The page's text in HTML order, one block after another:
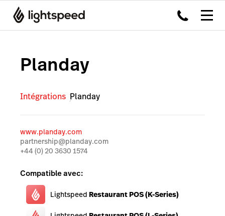
Planday
Intégrations Planday
www.planday.com
partnership@planday.com
+44 (0) 20 3630 1574
Compatible avec:
Lightspeed Restaurant POS (K-Series)